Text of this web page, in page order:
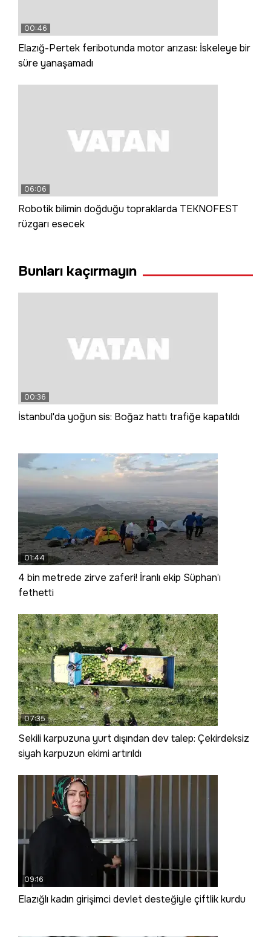
00:46
Elazığ-Pertek feribotunda motor arızası: İskeleye bir
süre yanaşamadı
06:06
Robotik bilimin doğduğu topraklarda TEKNOFEST
rüzgarı esecek
Bunları kaçırmayın
00:36
İstanbul'da yoğun sis: Boğaz hattı trafiğe kapatıldı
01:44
4 bin metrede zirve zaferi! İranlı ekip Süphan’ı
fethetti
07:35
Sekili karpuzuna yurt dışından dev talep: Çekirdeksiz
siyah karpuzun ekimi artırıldı
09:16
Elazığlı kadın girişimci devlet desteğiyle çiftlik kurdu